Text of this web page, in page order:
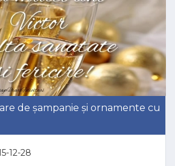
de șampanie și ornamente cu
12-28